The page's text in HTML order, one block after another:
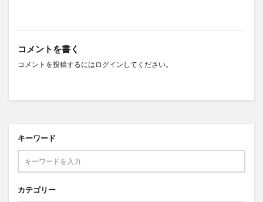
コメントを書く
コメントを投稿するには ログイン してください。
キーワード
カテゴリー